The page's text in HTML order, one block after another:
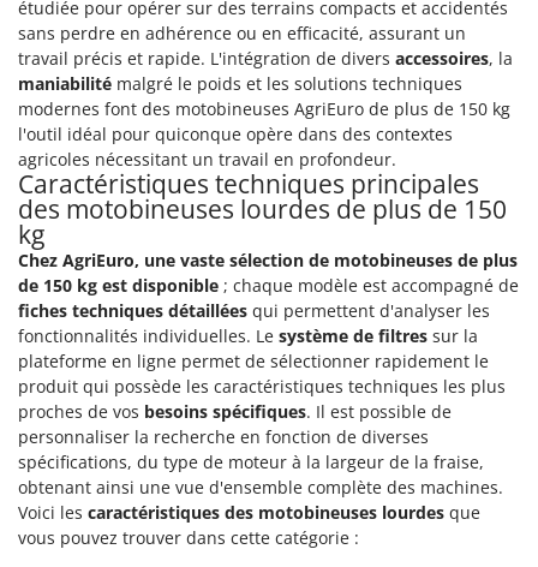
Seven Italy
Shark
Silky
Simatech
Sirman
Skil
Smeg
Snapper
Solidur
Spice Electronics
Spiralmac
Spring Protezione
Spyro
Stanley
Stiga
étudiée pour opérer sur des terrains compacts et accidentés
sans perdre en adhérence ou en efficacité, assurant un
travail précis et rapide. L'intégration de divers accessoires, la
maniabilité malgré le poids et les solutions techniques
modernes font des motobineuses AgriEuro de plus de 150 kg
l'outil idéal pour quiconque opère dans des contextes
agricoles nécessitant un travail en profondeur.
Caractéristiques techniques principales
des motobineuses lourdes de plus de 150
kg
Chez AgriEuro, une vaste sélection de motobineuses de plus
de 150 kg est disponible ; chaque modèle est accompagné de
fiches techniques détaillées qui permettent d'analyser les
fonctionnalités individuelles. Le système de filtres sur la
plateforme en ligne permet de sélectionner rapidement le
produit qui possède les caractéristiques techniques les plus
proches de vos besoins spécifiques. Il est possible de
personnaliser la recherche en fonction de diverses
spécifications, du type de moteur à la largeur de la fraise,
obtenant ainsi une vue d'ensemble complète des machines.
Voici les caractéristiques des motobineuses lourdes que
vous pouvez trouver dans cette catégorie :